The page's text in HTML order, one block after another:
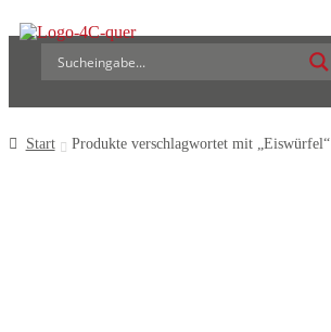
Start Produkte verschlagwortet mit „Eiswürfel“